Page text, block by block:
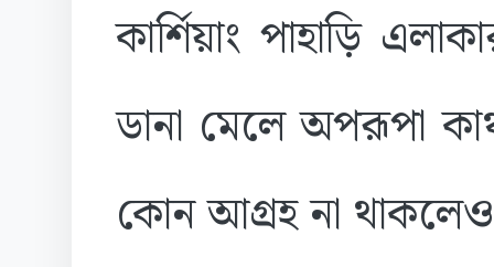
কার্শিয়াং পাহাড়ি
ডানা মেলে অপরূপা
কোন আগ্রহ না